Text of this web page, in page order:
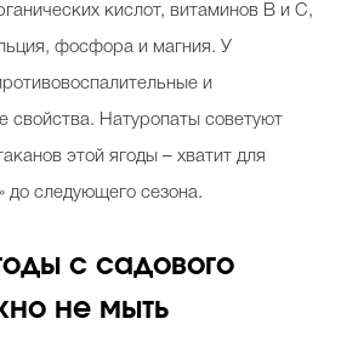
кислот, витаминов В и С,
фосфора и магния. У
и
свойства. Натуропаты советуют
этой ягоды – хватит для
до следующего сезона.
с садового
не мыть